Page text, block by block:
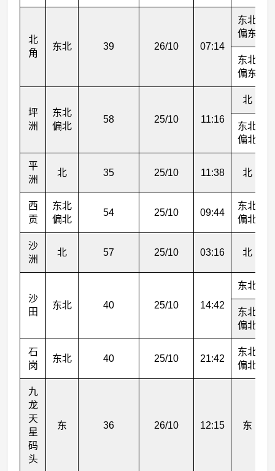
北
角
东北 39 26/10 07:14
东北
偏东
东北
偏东
坪
洲
东北
偏北
58 25/10 11:16
北
东北
偏北
平
洲
北 35 25/10 11:38 北
西
贡
东北
偏北
54 25/10 09:44
东北
偏北
沙
洲
北 57 25/10 03:16 北
沙
田
东北 40 25/10 14:42
东北
东北
偏北
石
岗
东北 40 25/10 21:42
东北
偏北
九
龙
天
星
码
头
东 36 26/10 12:15 东